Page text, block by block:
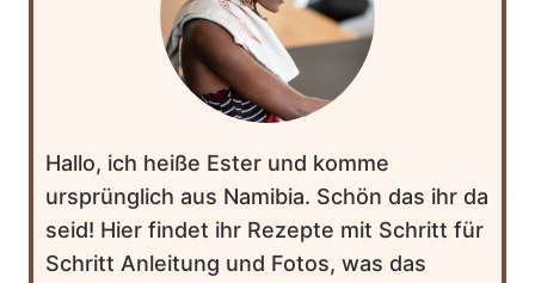
Hallo, ich heiße Ester und komme
ursprünglich aus Namibia. Schön das ihr da
seid! Hier findet ihr Rezepte mit Schritt für
Schritt Anleitung und Fotos, was das